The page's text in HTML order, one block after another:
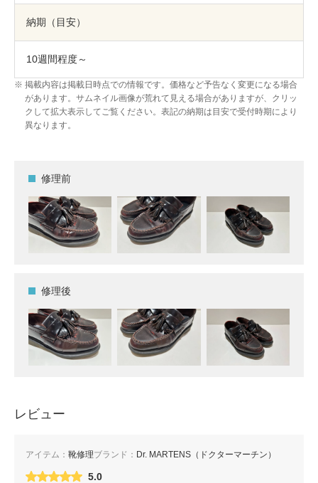
納期（目安）
10週間程度～
掲載内容は掲載日時点での情報です。価格など予告なく変更になる場合
があります。サムネイル画像が荒れて見える場合がありますが、クリッ
クして拡大表示してご覧ください。表記の納期は目安で受付時期により
異なります。
修理前
修理後
レビュー
アイテム： 靴修理ブランド： Dr. MARTENS（ドクターマーチン）
5.0